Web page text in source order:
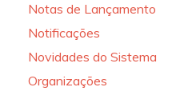
Notas de Lançamento
Notificações
Novidades do Sistema
Organizações